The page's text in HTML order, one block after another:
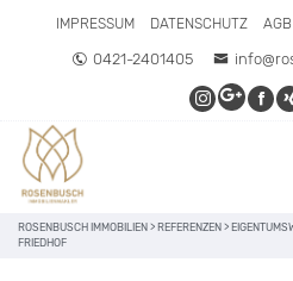
IMPRESSUM DATENSCHUTZ AGB
0421-2401405
ROSENBUSCH IMMOBILIEN > REFERENZEN >
FRIEDHOF